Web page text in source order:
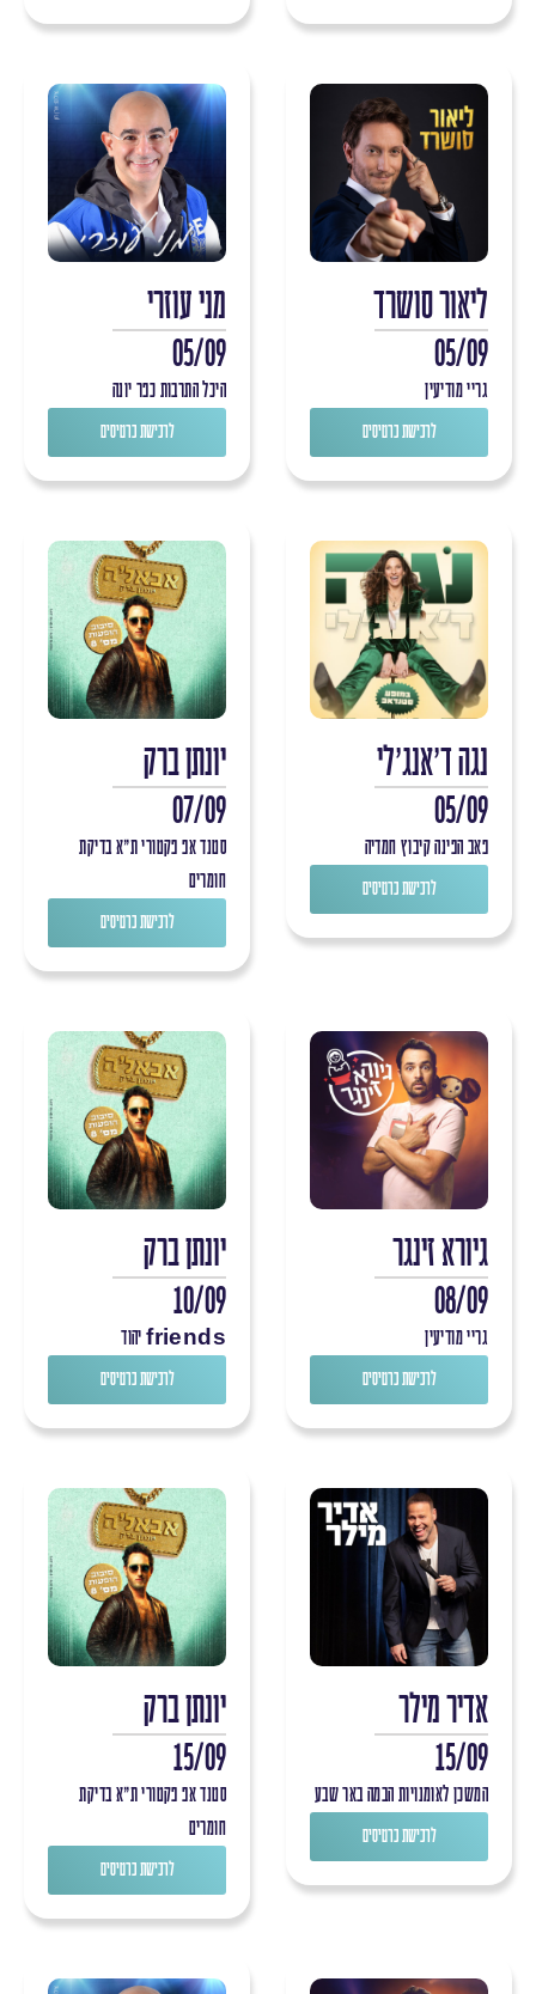
ליאור סושרד
05/09
גריי מודיעין
לרכישת כרטיסים
מני עוזרי
05/09
היכל התרבות כפר יונה
לרכישת כרטיסים
נגה ד'אנג'לי
05/09
פאב הפינה קיבוץ חמדיה
לרכישת כרטיסים
יונתן ברק
07/09
סטנד אפ פקטורי ת"א בדיקת
חומרים
לרכישת כרטיסים
גיורא זינגר
08/09
גריי מודיעין
לרכישת כרטיסים
יונתן ברק
10/09
friends יהוד
לרכישת כרטיסים
אדיר מילר
15/09
המשכן לאומנויות הבמה באר שבע
לרכישת כרטיסים
יונתן ברק
15/09
סטנד אפ פקטורי ת"א בדיקת
חומרים
לרכישת כרטיסים